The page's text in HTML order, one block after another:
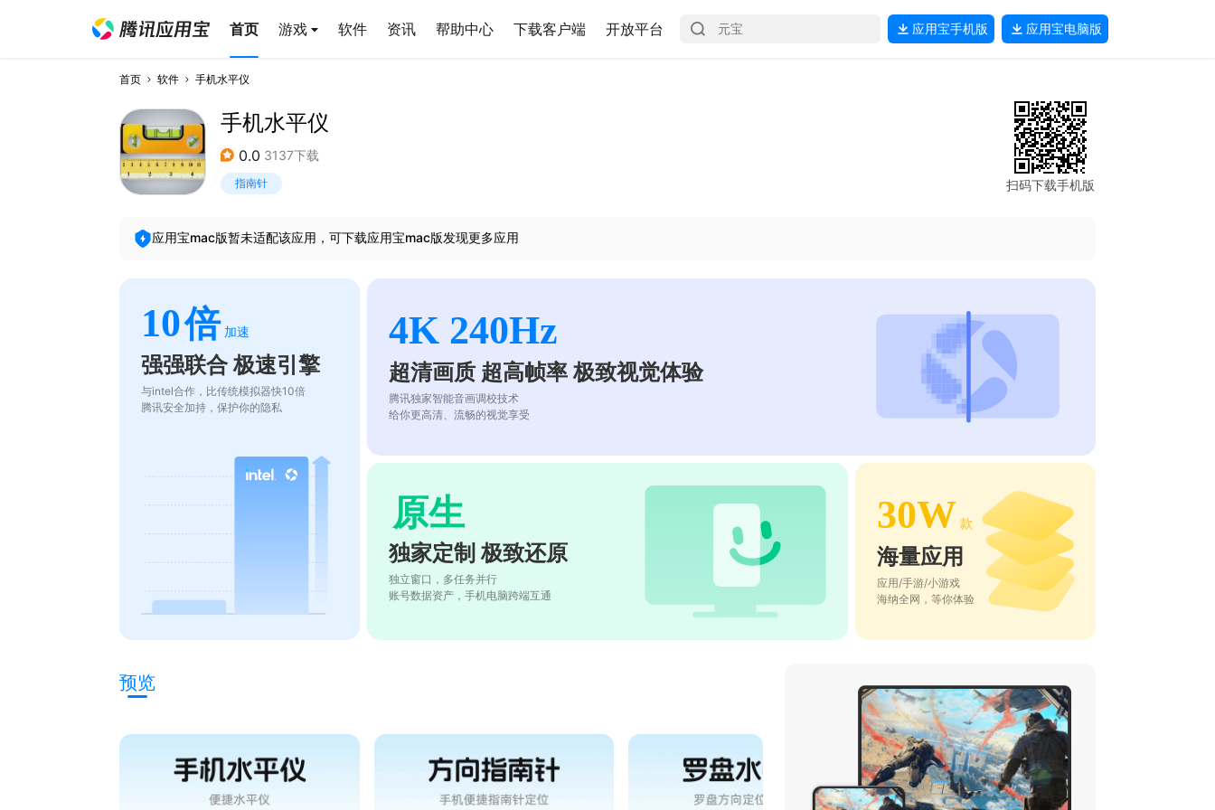
首页 游戏 软件 资讯 帮助中心 下载客户端 开放平台 应用宝手机版 应用宝电脑版
首页 软件 手机水平仪
手机水平仪
0.0 3137下载
指南针 扫码下载手机版
应用宝mac版暂未适配该应用，可下载应用宝mac版发现更多应用
10倍 加速
强强联合 极速引擎
与intel合作，比传统模拟器快10倍
腾讯安全加持，保护你的隐私
4K 240Hz
超清画质 超高帧率 极致视觉体验
腾讯独家智能音画调校技术
给你更高清、流畅的视觉享受
原生
独家定制 极致还原
独立窗口，多任务并行
账号数据资产，手机电脑跨端互通
30W 款
海量应用
应用/手游/小游戏
海纳全网，等你体验
预览